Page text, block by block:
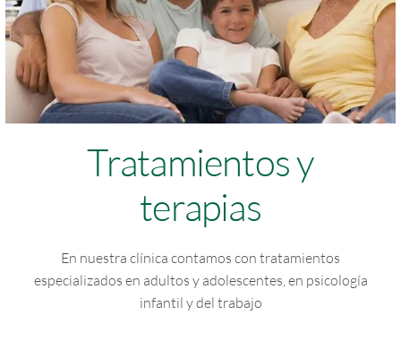
Tratamientos y
terapias
En nuestra clínica contamos con tratamientos
especializados en adultos y adolescentes, en psicología
infantil y del trabajo